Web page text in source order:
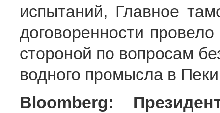
испытаний, Главное
договоренности
стороной по вопросам
водного промысла в
Bloomberg: